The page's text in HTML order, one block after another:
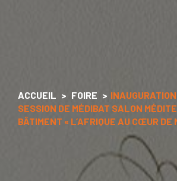
ACCUEIL FOIRE
SESSION DE MÉDIBAT SALON
BÂTIMENT « L’AFRIQUE AU CŒUR DE